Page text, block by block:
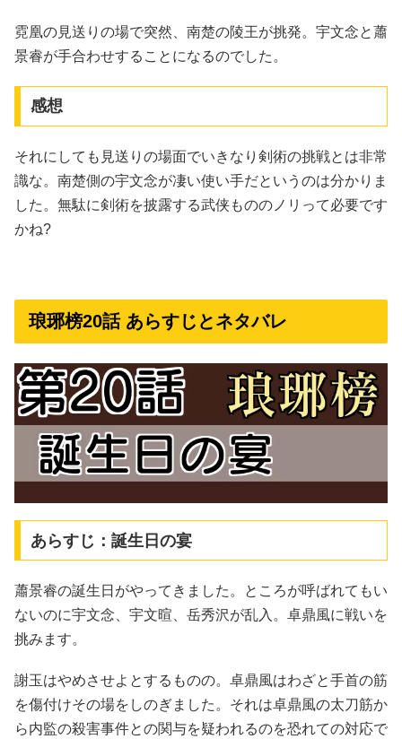
霓凰の見送りの場で突然、南楚の陵王が挑発。宇文念と蕭
景睿が手合わせすることになるのでした。
感想
それにしても見送りの場面でいきなり剣術の挑戦とは非常
識な。南楚側の宇文念が凄い使い手だというのは分かりま
した。無駄に剣術を披露する武侠もののノリって必要です
かね?
琅琊榜20話 あらすじとネタバレ
あらすじ：誕生日の宴
蕭景睿の誕生日がやってきました。ところが呼ばれてもい
ないのに宇文念、宇文暄、岳秀沢が乱入。卓鼎風に戦いを
挑みます。
謝玉はやめさせよとするものの。卓鼎風はわざと手首の筋
を傷付けその場をしのぎました。それは卓鼎風の太刀筋か
ら内監の殺害事件との関与を疑われるのを恐れての対応で